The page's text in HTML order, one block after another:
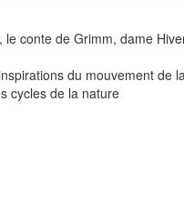
le conte de Grimm, dame
du mouvement de
cycles de la nature